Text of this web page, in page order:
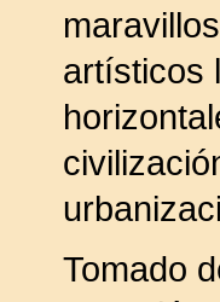
artísticos
Tomado